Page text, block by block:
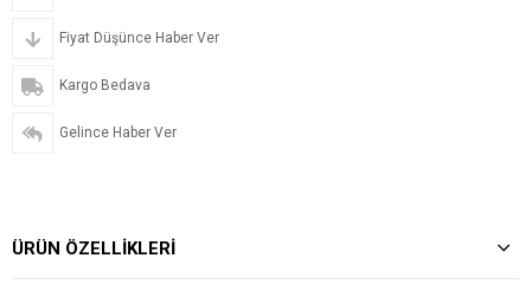
Fiyat Düşünce Haber Ver
Kargo Bedava
Gelince Haber Ver
ÜRÜN ÖZELLIKLERI